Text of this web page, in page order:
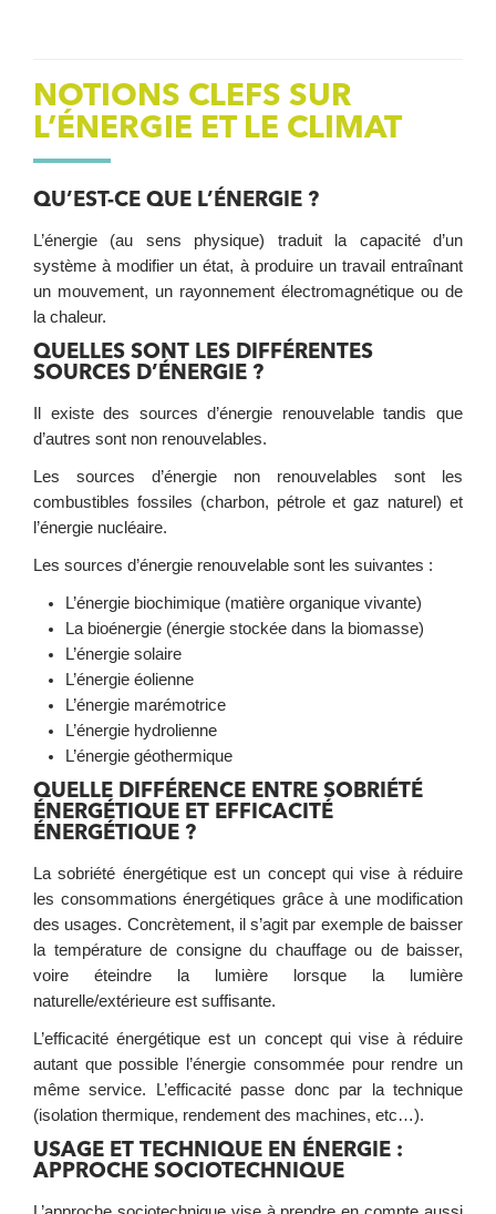
NOTIONS CLEFS SUR
L’ÉNERGIE ET LE CLIMAT
QU’EST-CE QUE L’ÉNERGIE ?
L’énergie (au sens physique) traduit la capacité d’un
système à modifier un état, à produire un travail entraînant
un mouvement, un rayonnement électromagnétique ou de
la chaleur.
QUELLES SONT LES DIFFÉRENTES
SOURCES D’ÉNERGIE ?
Il existe des sources d’énergie renouvelable tandis que
d’autres sont non renouvelables.
Les sources d’énergie non renouvelables sont les
combustibles fossiles (charbon, pétrole et gaz naturel) et
l’énergie nucléaire.
Les sources d’énergie renouvelable sont les suivantes :
L’énergie biochimique (matière organique vivante)
La bioénergie (énergie stockée dans la biomasse)
L’énergie solaire
L’énergie éolienne
L’énergie marémotrice
L’énergie hydrolienne
L’énergie géothermique
QUELLE DIFFÉRENCE ENTRE SOBRIÉTÉ
ÉNERGÉTIQUE ET EFFICACITÉ
ÉNERGÉTIQUE ?
La sobriété énergétique est un concept qui vise à réduire
les consommations énergétiques grâce à une modification
des usages. Concrètement, il s’agit par exemple de baisser
la température de consigne du chauffage ou de baisser,
voire éteindre la lumière lorsque la lumière
naturelle/extérieure est suffisante.
L’efficacité énergétique est un concept qui vise à réduire
autant que possible l’énergie consommée pour rendre un
même service. L’efficacité passe donc par la technique
(isolation thermique, rendement des machines, etc…).
USAGE ET TECHNIQUE EN ÉNERGIE :
APPROCHE SOCIOTECHNIQUE